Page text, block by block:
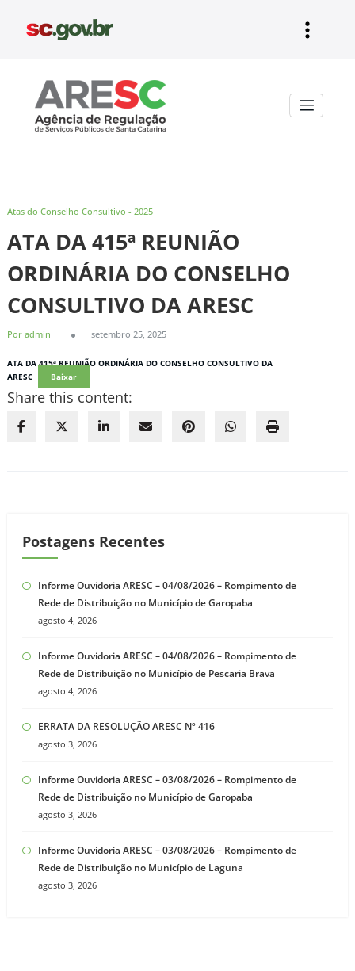
Atas do Conselho Consultivo - 2025
ATA DA 415ª REUNIÃO
ORDINÁRIA DO CONSELHO
CONSULTIVO DA ARESC
Por admin setembro 25, 2025
ATA DA 415ª REUNIÃO ORDINÁRIA DO CONSELHO CONSULTIVO DA
ARESC
Baixar
Share this content:
Postagens Recentes
Informe Ouvidoria ARESC – 04/08/2026 – Rompimento de
Rede de Distribuição no Município de Garopaba
agosto 4, 2026
Informe Ouvidoria ARESC – 04/08/2026 – Rompimento de
Rede de Distribuição no Município de Pescaria Brava
agosto 4, 2026
ERRATA DA RESOLUÇÃO ARESC Nº 416
agosto 3, 2026
Informe Ouvidoria ARESC – 03/08/2026 – Rompimento de
Rede de Distribuição no Município de Garopaba
agosto 3, 2026
Informe Ouvidoria ARESC – 03/08/2026 – Rompimento de
Rede de Distribuição no Município de Laguna
agosto 3, 2026